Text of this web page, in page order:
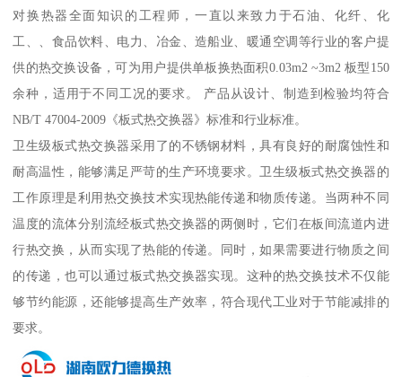
对换热器全面知识的工程师，一直以来致力于石油、化纤、化
工、、食品饮料、电力、冶金、造船业、暖通空调等行业的客户提
供的热交换设备，可为用户提供单板换热面积0.03m2 ~3m2 板型150
余种，适用于不同工况的要求。 产品从设计、制造到检验均符合
NB/T 47004-2009《板式热交换器》标准和行业标准。
卫生级板式热交换器采用了的不锈钢材料，具有良好的耐腐蚀性和
耐高温性，能够满足严苛的生产环境要求。卫生级板式热交换器的
工作原理是利用热交换技术实现热能传递和物质传递。当两种不同
温度的流体分别流经板式热交换器的两侧时，它们在板间流道内进
行热交换，从而实现了热能的传递。同时，如果需要进行物质之间
的传递，也可以通过板式热交换器实现。这种的热交换技术不仅能
够节约能源，还能够提高生产效率，符合现代工业对于节能减排的
要求。